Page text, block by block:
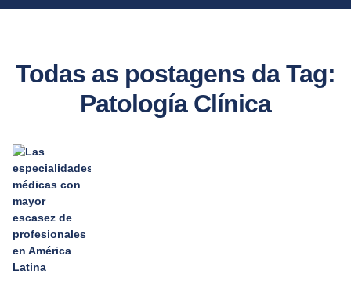
Todas as postagens da Tag:
Patología Clínica